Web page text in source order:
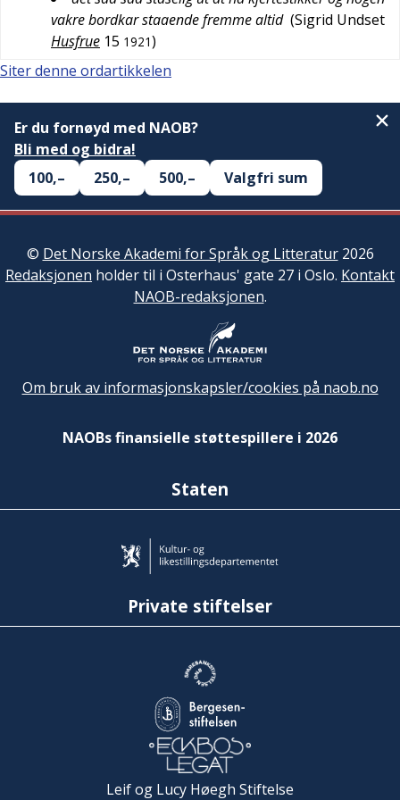
vakre bordkar staaende fremme altid (Sigrid Undset
Husfrue 15 1921)
Siter denne ordartikkelen
Er du fornøyd med NAOB?
Bli med og bidra!
100,–
250,– 500,– Valgfri sum
© Det Norske Akademi for Språk og Litteratur2026
Redaksjonen holder til i Osterhaus' gate 27 i Oslo. Kontakt
NAOB-redaksjonen.
Om bruk av informasjonskapsler/cookies på naob.no
NAOBs finansielle støttespillere i 2026
Staten
Private stiftelser
Leif og Lucy Høegh Stiftelse